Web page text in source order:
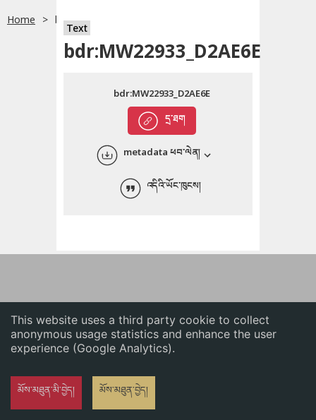
This website uses a third party cookie to collect
anonymous usage statistics and enhance the user
experience (Google Analytics).
མོས་མཐུན་མི་བྱེད། མོས་མཐུན་བྱེད།
English
ភាសាខ្មែរ
Home bdr:MW22933_D2AE6E
Text
bdr:MW22933_D2AE6E
དྲ་ཐག
bdr:MW22933_D2AE6E
metadata ཕབ་ལེན།
འདིའི་ཡོང་ཁུངས།